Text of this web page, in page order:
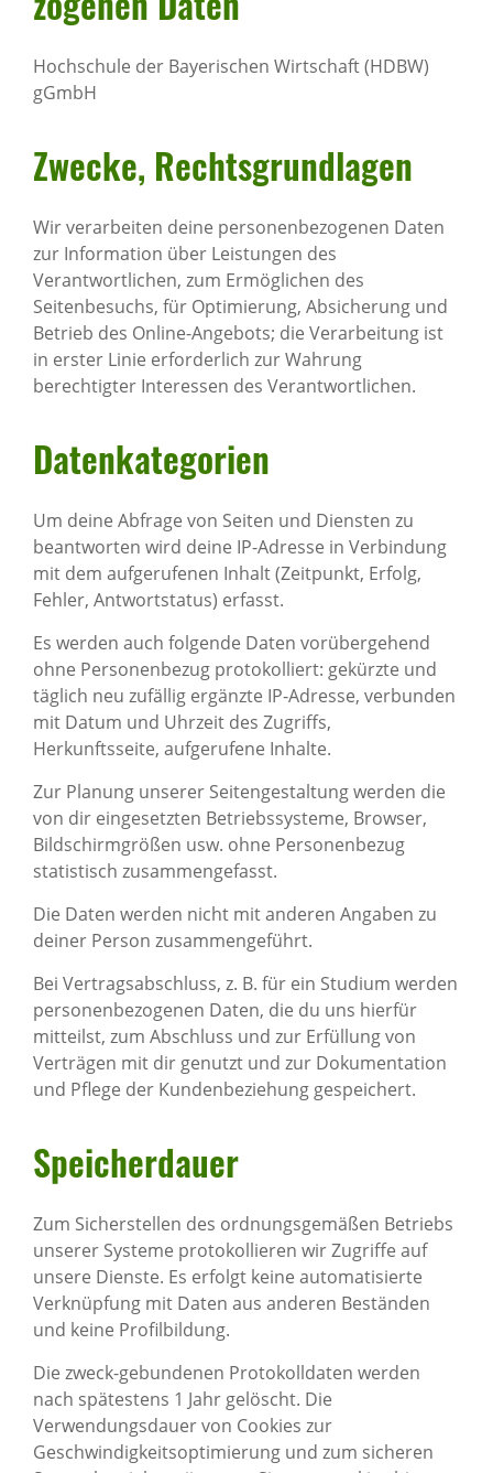
Hochschule der Bayerischen Wirtschaft (HDBW)
gGmbH
Zwecke, Rechts­grund­lagen
Wir verarbeiten deine personenbezogenen Daten
zur Information über Leistungen des
Verantwortlichen, zum Ermöglichen des
Seitenbesuchs, für Optimierung, Absicherung und
Betrieb des Online-Angebots; die Verarbeitung ist
in erster Linie erforderlich zur Wahrung
berechtigter Interessen des Verantwortlichen.
Daten­ka­te­go­rien
Um deine Abfrage von Seiten und Diensten zu
beantworten wird deine IP-Adresse in Verbindung
mit dem aufgerufenen Inhalt (Zeitpunkt, Erfolg,
Fehler, Antwortstatus) erfasst.
Es werden auch folgende Daten vorübergehend
ohne Personenbezug protokolliert: gekürzte und
täglich neu zufällig ergänzte IP-Adresse, verbunden
mit Datum und Uhrzeit des Zugriffs,
Herkunftsseite, aufgerufene Inhalte.
Zur Planung unserer Seitengestaltung werden die
von dir eingesetzten Betriebssysteme, Browser,
Bildschirmgrößen usw. ohne Personenbezug
statistisch zusammengefasst.
Die Daten werden nicht mit anderen Angaben zu
deiner Person zusammengeführt.
Bei Vertragsabschluss, z. B. für ein Studium werden
personenbezogenen Daten, die du uns hierfür
mitteilst, zum Abschluss und zur Erfüllung von
Verträgen mit dir genutzt und zur Dokumentation
und Pflege der Kundenbeziehung gespeichert.
Spei­cher­dauer
Zum Sicherstellen des ordnungsgemäßen Betriebs
unserer Systeme protokollieren wir Zugriffe auf
unsere Dienste. Es erfolgt keine automatisierte
Verknüpfung mit Daten aus anderen Beständen
und keine Profilbildung.
Die zweck-gebundenen Protokolldaten werden
nach spätestens 1 Jahr gelöscht. Die
Verwendungsdauer von Cookies zur
Geschwindigkeitsoptimierung und zum sicheren